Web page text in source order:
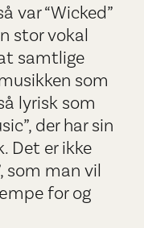
var “Wicked”
stor vokal
samtlige
som
lyrisk som
der har sin
Det er ikke
som man vil
for og